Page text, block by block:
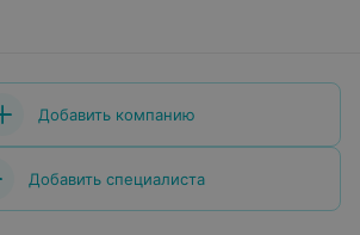
Добавить компанию
Добавить специалиста